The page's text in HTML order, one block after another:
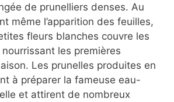
de prunelliers denses. Au
même l’apparition des feuilles,
fleurs blanches couvre les
les premières
Les prunelles produites en
à préparer la fameuse eau-
et attirent de nombreux